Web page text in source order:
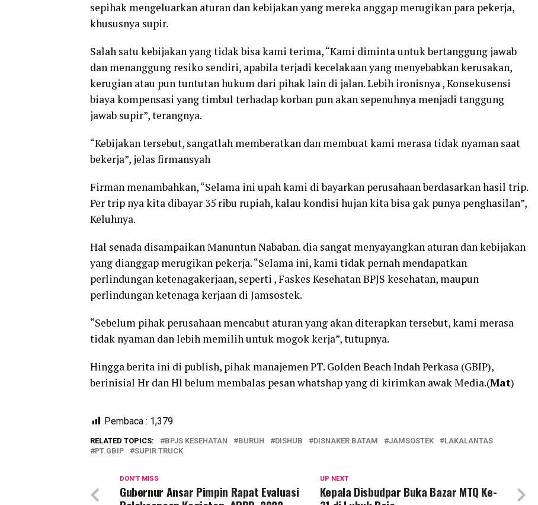
sepihak mengeluarkan aturan dan kebijakan yang mereka anggap merugikan para pekerja,
khususnya supir.
Salah satu kebijakan yang tidak bisa kami terima, “Kami diminta untuk bertanggung jawab
dan menanggung resiko sendiri, apabila terjadi kecelakaan yang menyebabkan kerusakan,
kerugian atau pun tuntutan hukum dari pihak lain di jalan. Lebih ironisnya , Konsekusensi
biaya kompensasi yang timbul terhadap korban pun akan sepenuhnya menjadi tanggung
jawab supir”, terangnya.
“Kebijakan tersebut, sangatlah memberatkan dan membuat kami merasa tidak nyaman saat
bekerja”, jelas firmansyah
Firman menambahkan, “Selama ini upah kami di bayarkan perusahaan berdasarkan hasil trip.
Per trip nya kita dibayar 35 ribu rupiah, kalau kondisi hujan kita bisa gak punya penghasilan”,
Keluhnya.
Hal senada disampaikan Manuntun Nababan. dia sangat menyayangkan aturan dan kebijakan
yang dianggap merugikan pekerja. “Selama ini, kami tidak pernah mendapatkan
perlindungan ketenagakerjaan, seperti , Faskes Kesehatan BPJS kesehatan, maupun
perlindungan ketenaga kerjaan di Jamsostek.
“Sebelum pihak perusahaan mencabut aturan yang akan diterapkan tersebut, kami merasa
tidak nyaman dan lebih memilih untuk mogok kerja”, tutupnya.
Hingga berita ini di publish, pihak manajemen PT. Golden Beach Indah Perkasa (GBIP),
berinisial Hr dan Hl belum membalas pesan whatshap yang di kirimkan awak Media.(Mat)
Pembaca : 1,379
RELATED TOPICS: BPJS KESEHATAN BURUH DISHUB DISNAKER BATAM JAMSOSTEK
LAKALANTAS
PT.GBIP
SUPIR TRUCK
UP NEXT
Kepala Disbudpar Buka Bazar MTQ Ke-
DON'T MISS
Gubernur Ansar Pimpin Rapat Evaluasi